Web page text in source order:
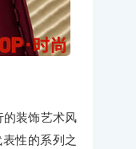
的装饰艺术风
性的系列之